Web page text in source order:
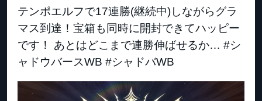
テンポエルフで17連勝(継続中)しながらグラ
マス到達！宝箱も同時に開封できてハッピー
です！ あとはどこまで連勝伸ばせるか… #シ
ャドウバースWB #シャドバWB